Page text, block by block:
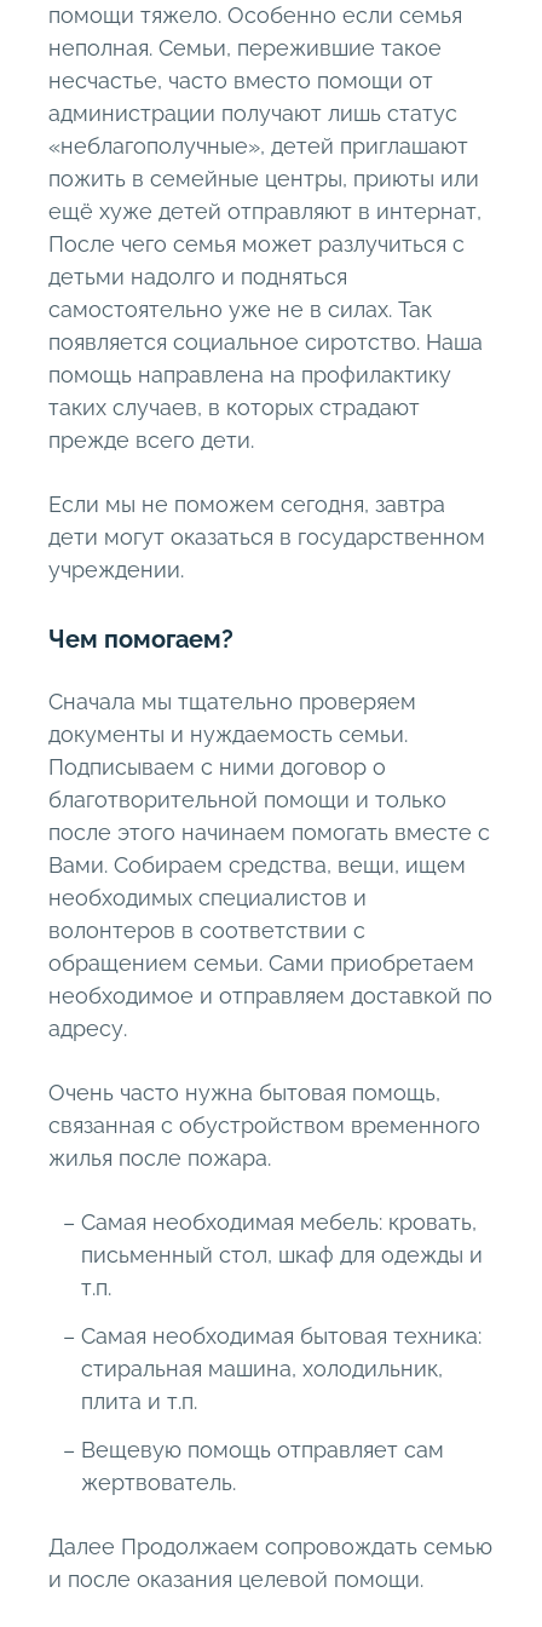
помощи тяжело. Особенно если семья
неполная. Семьи, пережившие такое
несчастье, часто вместо помощи от
администрации получают лишь статус
«неблагополучные», детей приглашают
пожить в семейные центры, приюты или
ещё хуже детей отправляют в интернат,
После чего семья может разлучиться с
детьми надолго и подняться
самостоятельно уже не в силах. Так
появляется социальное сиротство. Наша
помощь направлена на профилактику
таких случаев, в которых страдают
прежде всего дети.
Если мы не поможем сегодня, завтра
дети могут оказаться в государственном
учреждении.
Чем помогаем?
Сначала мы тщательно проверяем
документы и нуждаемость семьи.
Подписываем с ними договор о
благотворительной помощи и только
после этого начинаем помогать вместе с
Вами. Собираем средства, вещи, ищем
необходимых специалистов и
волонтеров в соответствии с
обращением семьи. Сами приобретаем
необходимое и отправляем доставкой по
адресу.
Очень часто нужна бытовая помощь,
связанная с обустройством временного
жилья после пожара.
Самая необходимая мебель: кровать,
письменный стол, шкаф для одежды и
т.п.
Самая необходимая бытовая техника:
стиральная машина, холодильник,
плита и т.п.
Вещевую помощь отправляет сам
жертвователь.
Далее Продолжаем сопровождать семью
и после оказания целевой помощи.